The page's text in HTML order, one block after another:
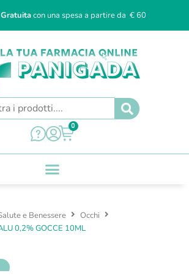
con una spesa a partire da € 60
0
e Benessere
Occhi
0,2% GOCCE 10ML